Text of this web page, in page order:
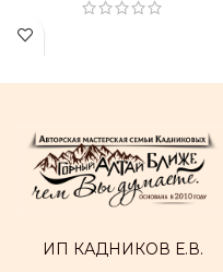
ИП КАДНИКОВ Е.В.